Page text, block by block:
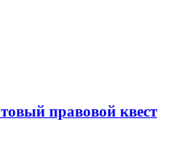
правовой квест